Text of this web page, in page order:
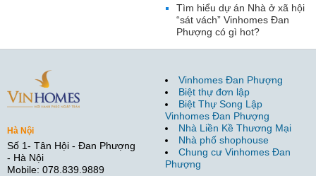
Tìm hiểu dự án Nhà ở xã hội
“sát vách” Vinhomes Đan
Phượng có gì hot?
Hà Nội
Số 1- Tân Hội - Đan Phượng
- Hà Nội
Mobile: 078.839.9889
Vinhomes Đan Phượng
Biệt thự đơn lập
Biệt Thự Song Lập
Vinhomes Đan Phượng
Nhà Liền Kề Thương Mại
Nhà phố shophouse
Chung cư Vinhomes Đan
Phượng